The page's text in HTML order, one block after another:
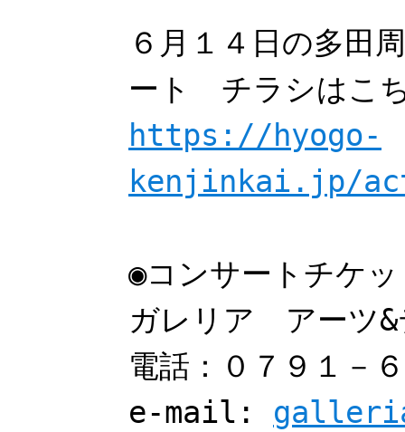
６月１４日の多田
ート チラシはこ
https://hyogo-
kenjinkai.jp/
◉コンサートチケ
ガレリア アーツ&
電話：０７９１－
e-mail: